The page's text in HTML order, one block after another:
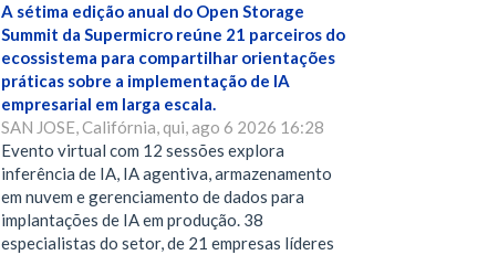
A sétima edição anual do Open Storage
Summit da Supermicro reúne 21 parceiros do
ecossistema para compartilhar orientações
práticas sobre a implementação de IA
empresarial em larga escala.
SAN JOSE, Califórnia, qui, ago 6 2026 16:28
Evento virtual com 12 sessões explora
inferência de IA, IA agentiva, armazenamento
em nuvem e gerenciamento de dados para
implantações de IA em produção. 38
especialistas do setor, de 21 empresas líderes